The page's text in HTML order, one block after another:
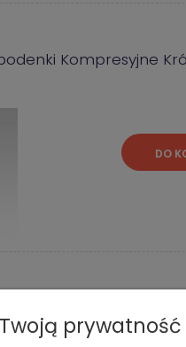
Kompresyjne
DO
prywatność